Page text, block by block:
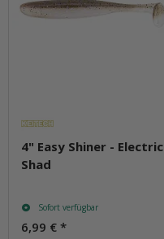
4" Easy Shiner - Electric
Shad
Sofort verfügbar
6,99 € *